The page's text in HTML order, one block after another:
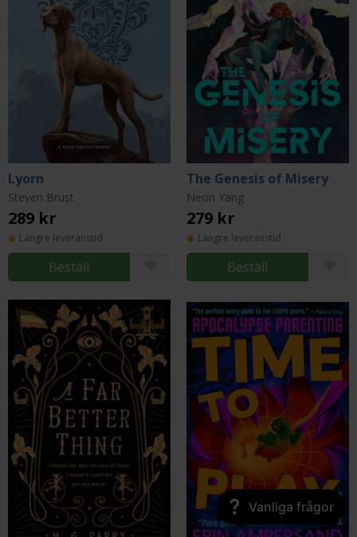
Lyorn
Steven Brust
289 kr
Längre leveranstid
Beställ
The Genesis of Misery
Neon Yang
279 kr
Längre leveranstid
Beställ
Vanliga frågor